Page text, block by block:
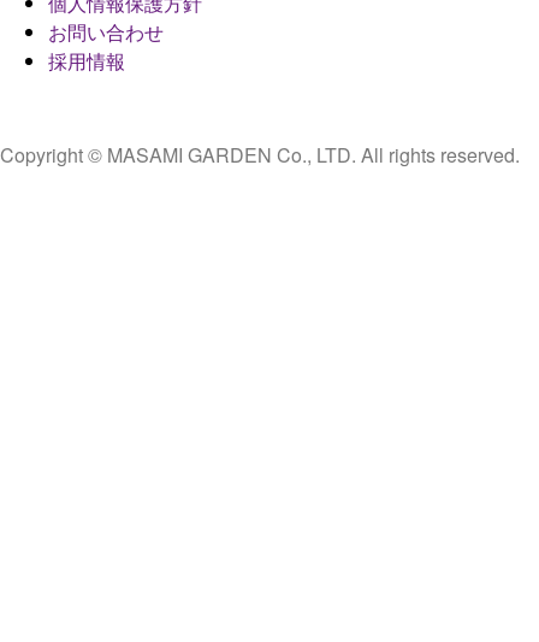
お問い合わせ
採用情報
Copyright © MASAMI GARDEN Co., LTD. All rights reserved.